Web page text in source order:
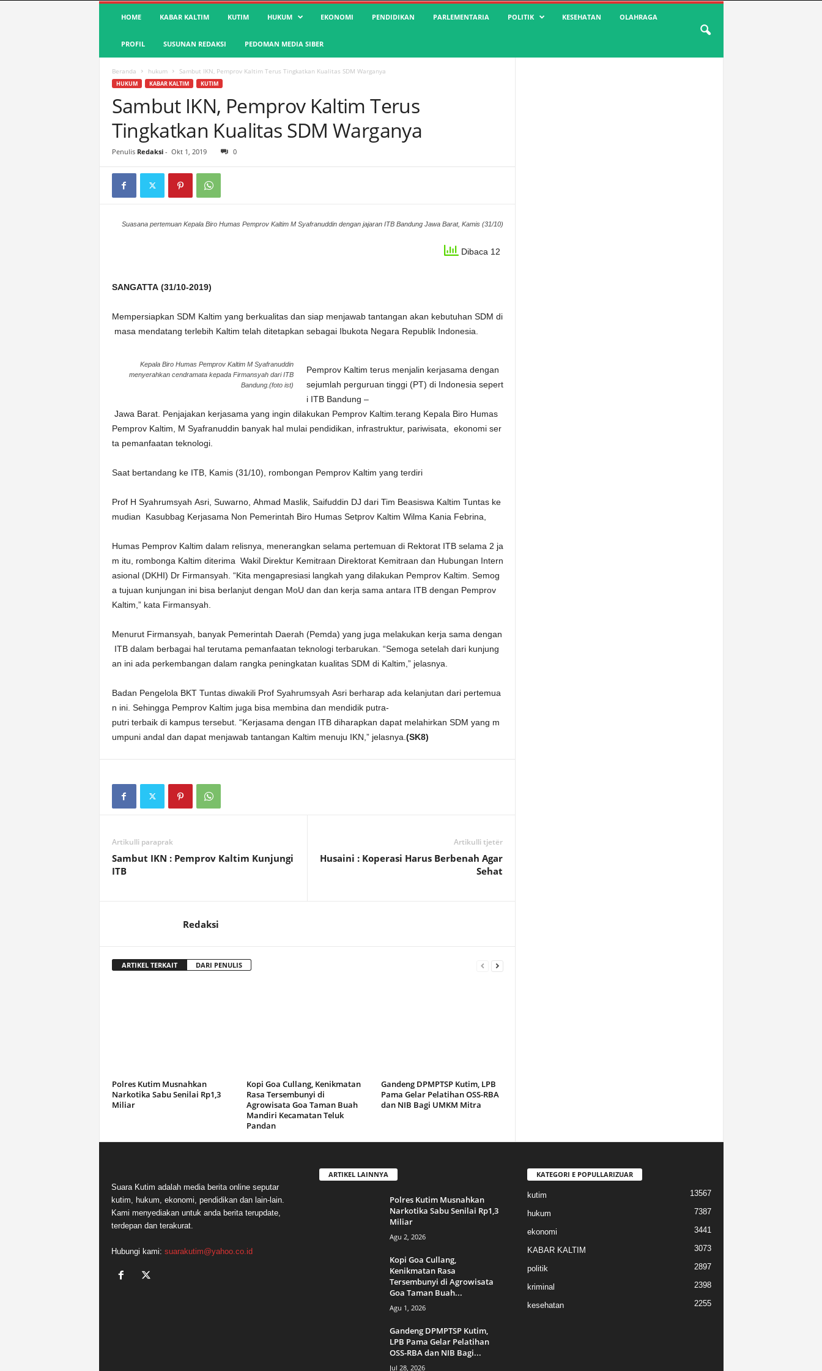
S
a
HOME KABAR KALTIM KUTIM HUKUM EKONOMI PENDIDIKAN PARLEMENTARIA POLITIK KESEHATAN OLAHRAGA
PROFIL SUSUNAN REDAKSI PEDOMAN MEDIA SIBER
Beranda hukum Sambut IKN, Pemprov Kaltim Terus Tingkatkan Kualitas SDM Warganya
HUKUM KABAR KALTIM KUTIM
Sambut IKN, Pemprov Kaltim Terus
Tingkatkan Kualitas SDM Warganya
Penulis Redaksi- Okt 1, 2019 0
Suasana pertemuan Kepala Biro Humas Pemprov Kaltim M Syafranuddin dengan jajaran ITB Bandung Jawa Barat, Kamis (31/10)
Dibaca 12
SANGATTA (31/10-2019)
Mempersiapkan SDM Kaltim yang berkualitas dan siap menjawab tantangan akan kebutuhan SDM di
masa mendatang terlebih Kaltim telah ditetapkan sebagai Ibukota Negara Republik Indonesia.
Kepala Biro Humas Pemprov Kaltim M Syafranuddin
menyerahkan cendramata kepada Firmansyah dari ITB
Bandung.(foto ist)
Pemprov Kaltim terus menjalin kerjasama dengan
sejumlah perguruan tinggi (PT) di Indonesia sepert
i ITB Bandung –
Jawa Barat. Penjajakan kerjasama yang ingin dilakukan Pemprov Kaltim.terang Kepala Biro Humas
Pemprov Kaltim, M Syafranuddin banyak hal mulai pendidikan, infrastruktur, pariwisata, ekonomi ser
ta pemanfaatan teknologi.
Saat bertandang ke ITB, Kamis (31/10), rombongan Pemprov Kaltim yang terdiri
Prof H Syahrumsyah Asri, Suwarno, Ahmad Maslik, Saifuddin DJ dari Tim Beasiswa Kaltim Tuntas ke
mudian Kasubbag Kerjasama Non Pemerintah Biro Humas Setprov Kaltim Wilma Kania Febrina,
Humas Pemprov Kaltim dalam relisnya, menerangkan selama pertemuan di Rektorat ITB selama 2 ja
m itu, rombonga Kaltim diterima Wakil Direktur Kemitraan Direktorat Kemitraan dan Hubungan Intern
asional (DKHI) Dr Firmansyah. “Kita mengapresiasi langkah yang dilakukan Pemprov Kaltim. Semog
a tujuan kunjungan ini bisa berlanjut dengan MoU dan dan kerja sama antara ITB dengan Pemprov
Kaltim,” kata Firmansyah.
Menurut Firmansyah, banyak Pemerintah Daerah (Pemda) yang juga melakukan kerja sama dengan
ITB dalam berbagai hal terutama pemanfaatan teknologi terbarukan. “Semoga setelah dari kunjung
an ini ada perkembangan dalam rangka peningkatan kualitas SDM di Kaltim,” jelasnya.
Badan Pengelola BKT Tuntas diwakili Prof Syahrumsyah Asri berharap ada kelanjutan dari pertemua
n ini. Sehingga Pemprov Kaltim juga bisa membina dan mendidik putra-
putri terbaik di kampus tersebut. “Kerjasama dengan ITB diharapkan dapat melahirkan SDM yang m
umpuni andal dan dapat menjawab tantangan Kaltim menuju IKN,” jelasnya. (SK8)
Artikulli paraprak
Sambut IKN : Pemprov Kaltim Kunjungi
ITB
Artikulli tjetër
Husaini : Koperasi Harus Berbenah Agar
Sehat
Redaksi
ARTIKEL TERKAIT DARI PENULIS
Polres Kutim Musnahkan
Narkotika Sabu Senilai Rp1,3
Miliar
Kopi Goa Cullang, Kenikmatan
Rasa Tersembunyi di
Agrowisata Goa Taman Buah
Mandiri Kecamatan Teluk
Pandan
Gandeng DPMPTSP Kutim, LPB
Pama Gelar Pelatihan OSS-RBA
dan NIB Bagi UMKM Mitra
Suara Kutim adalah media berita online seputar
kutim, hukum, ekonomi, pendidikan dan lain-lain.
Kami menyediakan untuk anda berita terupdate,
terdepan dan terakurat.
Hubungi kami: suarakutim@yahoo.co.id
ARTIKEL LAINNYA
Polres Kutim Musnahkan
Narkotika Sabu Senilai Rp1,3
Miliar
Agu 2, 2026
Kopi Goa Cullang,
Kenikmatan Rasa
Tersembunyi di Agrowisata
Goa Taman Buah...
Agu 1, 2026
Gandeng DPMPTSP Kutim,
LPB Pama Gelar Pelatihan
OSS-RBA dan NIB Bagi...
Jul 28, 2026
KATEGORI E POPULLARIZUAR
kutim 13567
hukum 7387
ekonomi 3441
KABAR KALTIM 3073
politik 2897
kriminal 2398
kesehatan 2255